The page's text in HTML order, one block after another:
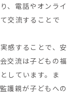
、電話やオンライ
交流することで
感することで、安
交流は子どもの福
しています。ま
護親が子どもへの